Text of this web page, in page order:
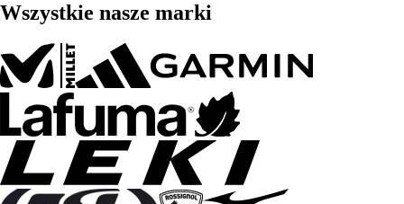
Wszystkie nasze marki